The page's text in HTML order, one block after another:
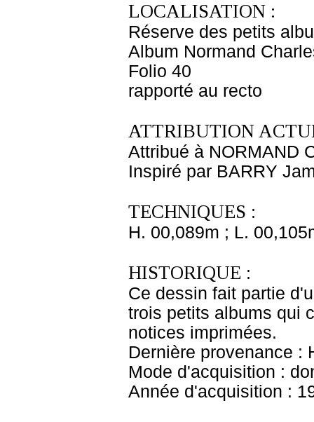
LOCALISATION :
Réserve des petits
Album Normand
Folio 40
rapporté au recto
ATTRIBUTION
Attribué à NORMAND
Inspiré par BARRY
TECHNIQUES :
H. 00,089m ; L.
HISTORIQUE :
Ce dessin fait partie
trois petits albums qui
notices imprimées.
Dernière provenance :
Mode d'acquisition :
Année d'acquisition :